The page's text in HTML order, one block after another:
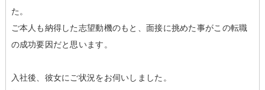
た。
ご本人も納得した志望動機のもと、面接に挑めた事がこの転職
の成功要因だと思います。
入社後、彼女にご状況をお伺いしました。